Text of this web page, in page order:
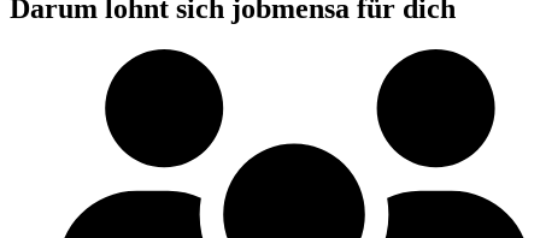
Darum lohnt sich jobmensa für dich